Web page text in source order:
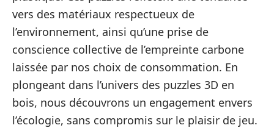
vers des matériaux respectueux de
l’environnement, ainsi qu’une prise de
conscience collective de l’empreinte carbone
laissée par nos choix de consommation. En
plongeant dans l’univers des puzzles 3D en
bois, nous découvrons un engagement envers
l’écologie, sans compromis sur le plaisir de jeu.